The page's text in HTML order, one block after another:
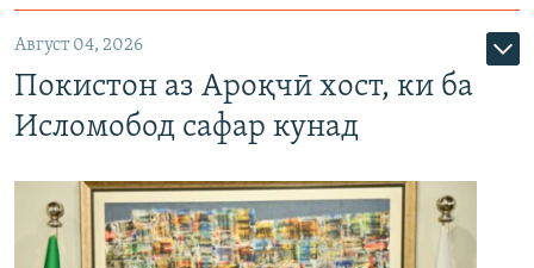
Август 04, 2026
Покистон аз Ароқчӣ хост, ки ба
Исломобод сафар кунад